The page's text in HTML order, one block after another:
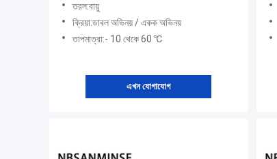
তরল:বায়ু
ক্রিয়া:ডাবল অভিনয় / একক অভিনয়
তাপমাত্রা:- 10 থেকে 60 ℃
এখন যোগাযোগ